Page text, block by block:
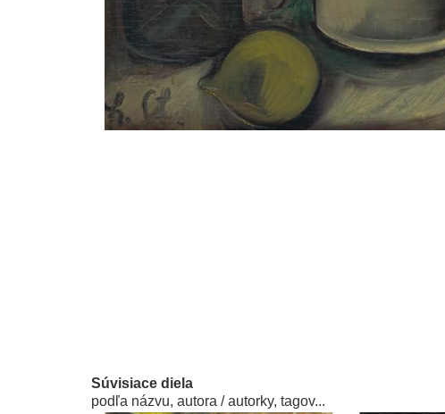
Súvisiace diela
podľa názvu, autora / autorky, tagov...